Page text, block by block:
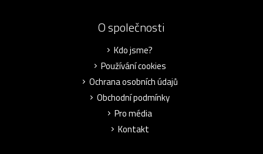
O společnosti
Kdo jsme?
Používání cookies
Ochrana osobních údajů
Obchodní podmínky
Pro média
Kontakt